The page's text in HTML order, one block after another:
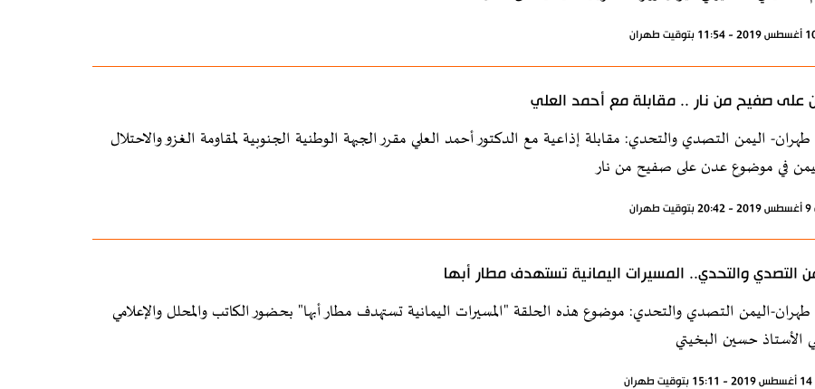
على صفيح من نار .. مقابلة مع أحمد العلي
اليمن التصدي والتحدي: مقابلة إذاعية مع الدكتور أحمد العلي مقرر الجبهة الوطنية الجنوبية لمقاومة الغزو والاحتلال
في موضوع عدن على صفيح من نار
التصدي والتحدي.. المسيرات اليمانية تستهدف مطار أبها
طهران-اليمن التصدي والتحدي: موضوع هذه الحلقة "المسيرات اليمانية تستهدف مطار أبها" بحضور الكاتب والمحلل والإعلامي
الأستاذ حسين البخيتي